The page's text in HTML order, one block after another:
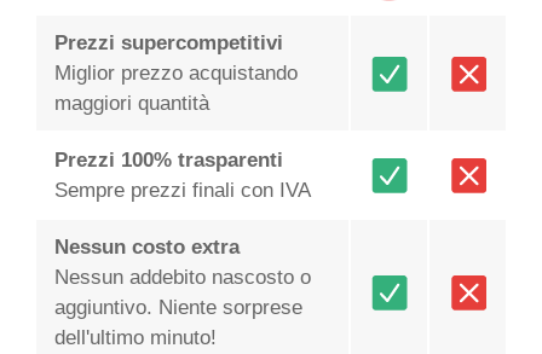
Prezzi supercompetitivi
Miglior prezzo acquistando
maggiori quantità
Prezzi 100% trasparenti
Sempre prezzi finali con IVA
Nessun costo extra
Nessun addebito nascosto o
aggiuntivo. Niente sorprese
dell'ultimo minuto!